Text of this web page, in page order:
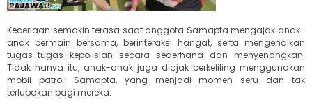
Keceriaan semakin terasa saat anggota Samapta mengajak anak-
anak bermain bersama, berinteraksi hangat, serta mengenalkan
tugas-tugas kepolisian secara sederhana dan menyenangkan.
Tidak hanya itu, anak-anak juga diajak berkeliling menggunakan
mobil patroli Samapta, yang menjadi momen seru dan tak
terlupakan bagi mereka.